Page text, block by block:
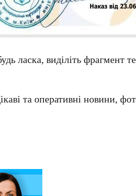
ласка, виділіть фрагмент
та оперативні новини,